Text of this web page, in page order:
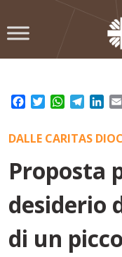
to
Facebook
TwitterWhatsApp
DALLE CARITAS
Proposta
desiderio
di un